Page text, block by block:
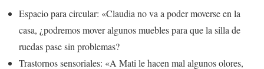
Espacio para circular: «Claudia no va a poder moverse en la
casa, ¿podremos mover algunos muebles para que la silla de
ruedas pase sin problemas?
Trastornos sensoriales: «A Mati le hacen mal algunos olores,